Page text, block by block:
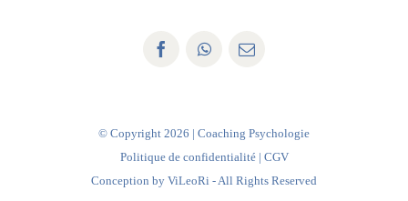
© Copyright 2026 | Coaching Psychologie
Politique de confidentialité| CGV
Conception by ViLeoRi - All Rights Reserved